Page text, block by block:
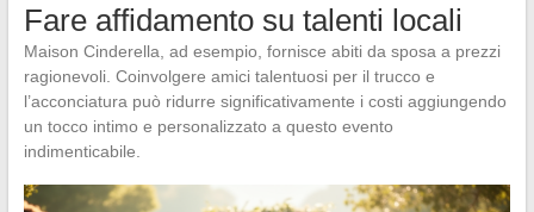
Fare affidamento su talenti locali
Maison Cinderella, ad esempio, fornisce abiti da sposa a prezzi
ragionevoli. Coinvolgere amici talentuosi per il trucco e
l’acconciatura può ridurre significativamente i costi aggiungendo
un tocco intimo e personalizzato a questo evento
indimenticabile.